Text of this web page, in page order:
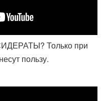
Только при
пользу.